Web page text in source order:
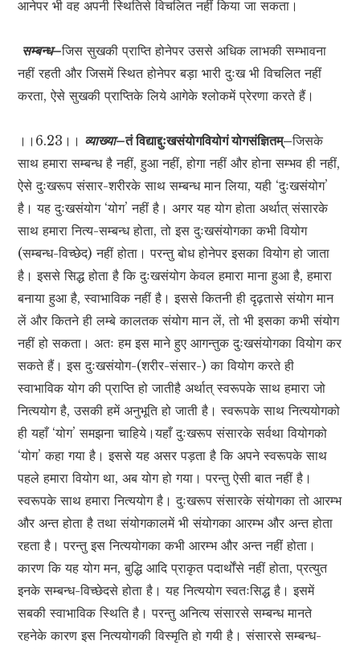
आनेपर भी वह अपनी स्थितिसे विचलित नहीं किया जा सकता।
सम्बन्ध–जिस सुखकी प्राप्ति होनेपर उससे अधिक लाभकी सम्भावना
नहीं रहती और जिसमें स्थित होनेपर बड़ा भारी दुःख भी विचलित नहीं
करता, ऐसे सुखकी प्राप्तिके लिये आगेके श्लोकमें प्रेरणा करते हैं।
।।6.23।। व्याख्या–तं विद्याद्दुःखसंयोगवियोगं योगसंज्ञितम्–जिसके
साथ हमारा सम्बन्ध है नहीं, हुआ नहीं, होगा नहीं और होना सम्भव ही नहीं,
ऐसे दुःखरूप संसार-शरीरके साथ सम्बन्ध मान लिया, यही ‘दुःखसंयोग’
है। यह दुःखसंयोग ‘योग’ नहीं है। अगर यह योग होता अर्थात् संसारके
साथ हमारा नित्य-सम्बन्ध होता, तो इस दुःखसंयोगका कभी वियोग
(सम्बन्ध-विच्छेद) नहीं होता। परन्तु बोध होनेपर इसका वियोग हो जाता
है। इससे सिद्ध होता है कि दुःखसंयोग केवल हमारा माना हुआ है, हमारा
बनाया हुआ है, स्वाभाविक नहीं है। इससे कितनी ही दृढ़तासे संयोग मान
लें और कितने ही लम्बे कालतक संयोग मान लें, तो भी इसका कभी संयोग
नहीं हो सकता। अतः हम इस माने हुए आगन्तुक दुःखसंयोगका वियोग कर
सकते हैं। इस दुःखसंयोग-(शरीर-संसार-) का वियोग करते ही
स्वाभाविक योग की प्राप्ति हो जातीहै अर्थात् स्वरूपके साथ हमारा जो
नित्ययोग है, उसकी हमें अनुभूति हो जाती है। स्वरूपके साथ नित्ययोगको
ही यहाँ ‘योग’ समझना चाहिये।यहाँ दुःखरूप संसारके सर्वथा वियोगको
‘योग’ कहा गया है। इससे यह असर पड़ता है कि अपने स्वरूपके साथ
पहले हमारा वियोग था, अब योग हो गया। परन्तु ऐसी बात नहीं है।
स्वरूपके साथ हमारा नित्ययोग है। दुःखरूप संसारके संयोगका तो आरम्भ
और अन्त होता है तथा संयोगकालमें भी संयोगका आरम्भ और अन्त होता
रहता है। परन्तु इस नित्ययोगका कभी आरम्भ और अन्त नहीं होता।
कारण कि यह योग मन, बुद्धि आदि प्राकृत पदार्थोंसे नहीं होता, प्रत्युत
इनके सम्बन्ध-विच्छेदसे होता है। यह नित्ययोग स्वतःसिद्ध है। इसमें
सबकी स्वाभाविक स्थिति है। परन्तु अनित्य संसारसे सम्बन्ध मानते
रहनेके कारण इस नित्ययोगकी विस्मृति हो गयी है। संसारसे सम्बन्ध-